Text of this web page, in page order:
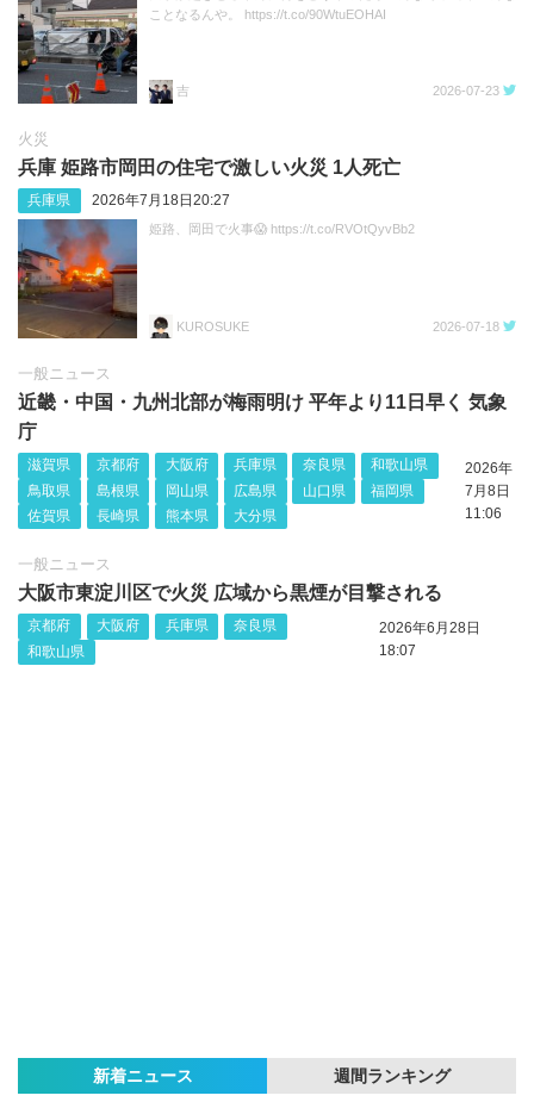
ことなるんや。 https://t.co/90WtuEOHAI
吉 2026-07-23
火災
兵庫 姫路市岡田の住宅で激しい火災 1人死亡
兵庫県 2026年7月18日20:27
姫路、岡田で火事😱 https://t.co/RVOtQyvBb2
KUROSUKE 2026-07-18
一般ニュース
近畿・中国・九州北部が梅雨明け 平年より11日早く 気象
庁
滋賀県 京都府 大阪府 兵庫県 奈良県
和歌山県
鳥取県
島根県 岡山県 広島県 山口県
福岡県
佐賀県
長崎県 熊本県 大分県
2026年
7月8日
11:06
一般ニュース
大阪市東淀川区で火災 広域から黒煙が目撃される
京都府 大阪府 兵庫県
奈良県
和歌山県
2026年6月28日
18:07
新着ニュース 週間ランキング